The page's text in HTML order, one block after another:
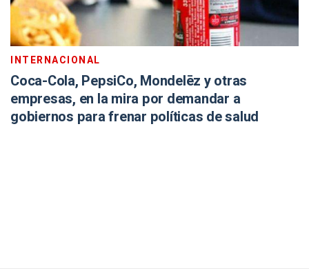
INTERNACIONAL
Coca-Cola, PepsiCo, Mondelēz y otras
empresas, en la mira por demandar a
gobiernos para frenar políticas de salud